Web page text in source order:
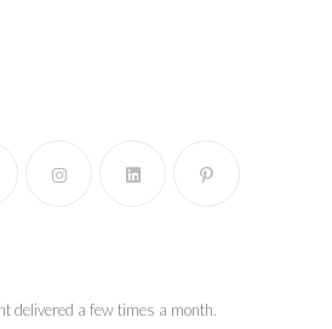
delivered a few times a month.